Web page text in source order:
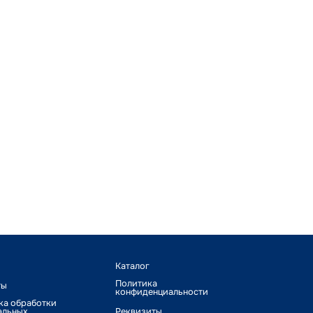
обработки
Каталог
Политика
конфиденциальности